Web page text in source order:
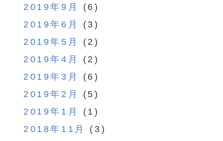
2019年9月
(6)
2019年6月
(3)
2019年5月
(2)
2019年4月
(2)
2019年3月
(6)
2019年2月
(5)
2019年1月
(1)
2018年11月
(3)